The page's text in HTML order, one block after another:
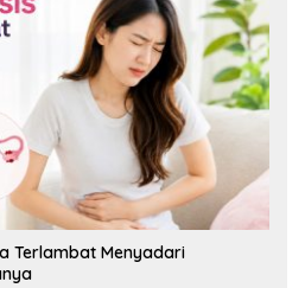
Terlambat Menyadari